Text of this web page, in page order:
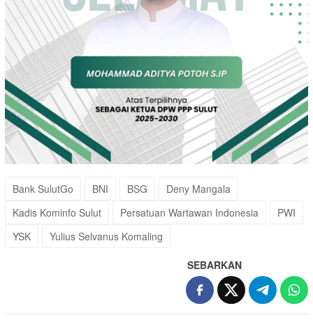
Bank SulutGo BNI BSG
Deny Mangala
Kadis Kominfo Sulut
Persatuan Wartawan Indonesia
PWI
YSK
Yulius Selvanus Komaling
SEBARKAN